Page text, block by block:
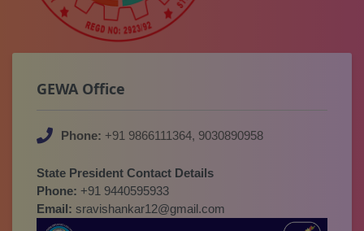
GEWA Office
Phone: +91 9866111364, 9030890958
State President Contact Details
Phone: +91 9440595933
Email: sravishankar12@gmail.com